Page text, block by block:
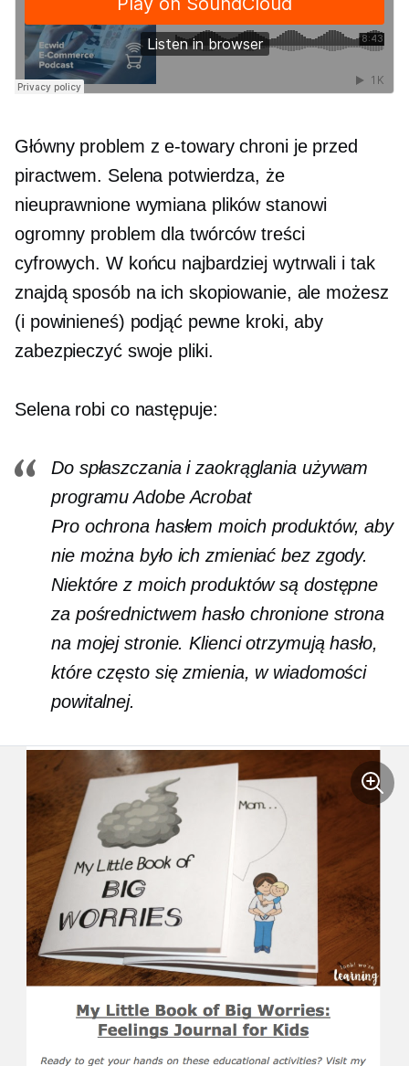
Główny problem ze-towarychroni je przed
piractwem. Selena potwierdza, że ​​
nieuprawnione wymiana plikówstanowi
ogromny problem dla twórców treści
cyfrowych. W końcu najbardziej wytrwali i tak
znajdą sposób na ich skopiowanie, ale możesz
(i powinieneś) podjąć pewne kroki, aby
zabezpieczyć swoje pliki.
Selena robi co następuje:
Do spłaszczania i zaokrąglania używam
programu Adobe Acrobat
Pro ochrona hasłem moich produktów, aby
nie można było ich zmieniać bez zgody.
Niektóre z moich produktów są dostępne
za pośrednictwemhasło chronionestrona
na mojej stronie. Klienci otrzymują hasło,
które często się zmienia, w wiadomości
powitalnej.